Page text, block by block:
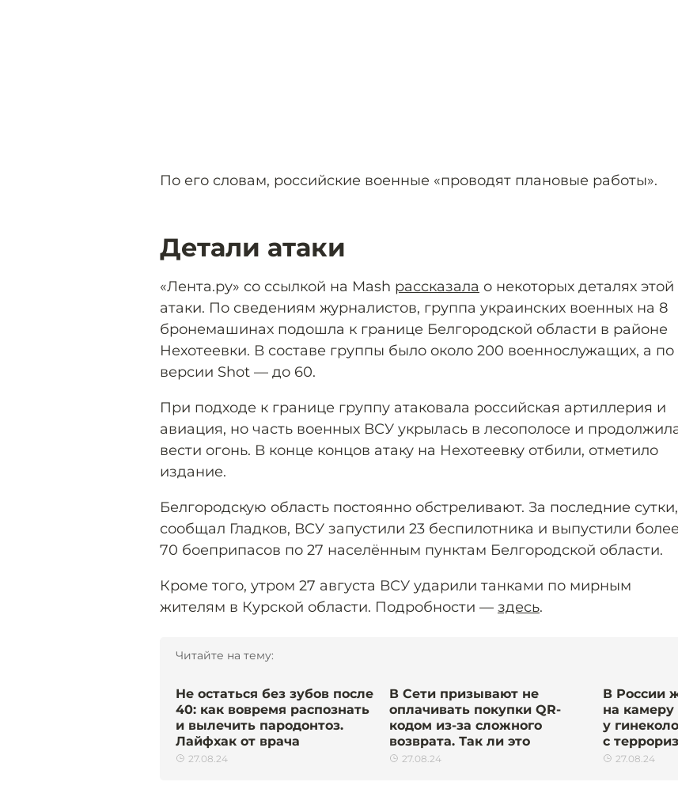
По его словам, российские военные «проводят плановые работы».
Детали атаки
«Лента.ру» со ссылкой на Mash рассказала о некоторых деталях этой
атаки. По сведениям журналистов, группа украинских военных на 8
бронемашинах подошла к границе Белгородской области в районе
Нехотеевки. В составе группы было около 200 военнослужащих, а по
версии Shot — до 60.
При подходе к границе группу атаковала российская артиллерия и
авиация, но часть военных ВСУ укрылась в лесополосе и
вести огонь. В конце концов атаку на Нехотеевку отбили, отметило
издание.
Белгородскую область постоянно обстреливают. За последние сутки,
сообщал Гладков, ВСУ запустили 23 беспилотника и выпустили более
70 боеприпасов по 27 населённым пунктам Белгородской области.
Кроме того, утром 27 августа ВСУ ударили танками по мирным
жителям в Курской области. Подробности — здесь.
Читайте на тему:
Не остаться без зубов после
40: как вовремя распознать
и вылечить пародонтоз.
Лайфхак от врача
27.08.24
В Сети призывают не
оплачивать покупки QR-
кодом из-за сложного
возврата. Так ли это
27.08.24
В России
на камеру
у
с
27.08.24